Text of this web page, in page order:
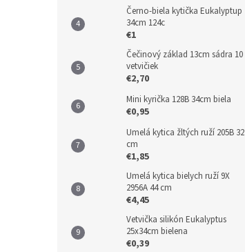
Černo-biela kytička Eukalyptup
34cm 124c
€1
Čečinový základ 13cm sádra 10
vetvičiek
€2,70
Mini kyrička 128B 34cm biela
€0,95
Umelá kytica žltých ruží 205B 32
cm
€1,85
Umelá kytica bielych ruží 9X
2956A 44 cm
€4,45
Vetvička silikón Eukalyptus
25x34cm bielena
€0,39